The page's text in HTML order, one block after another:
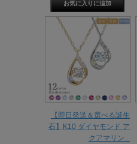
【即日発送＆選べる誕生
石】K10 ダイヤモンド ア
クアマリン...